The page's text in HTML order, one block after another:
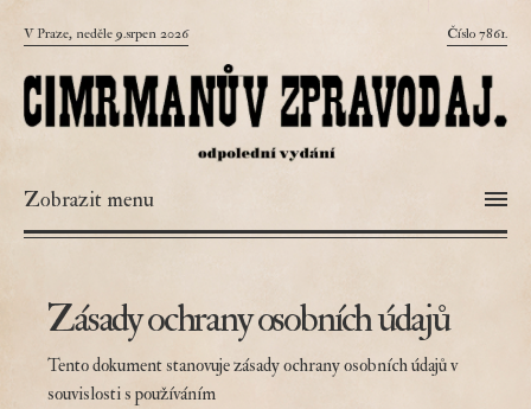
V Praze, neděle 9.srpen 2026 Číslo 7861.
Zobrazit menu
Zásady ochrany osobních údajů
Tento dokument stanovuje zásady ochrany osobních údajů v
souvislosti s používáním